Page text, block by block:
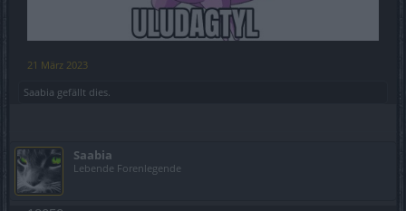
21 März 2023
Saabia gefällt dies.
Saabia
Lebende Forenlegende